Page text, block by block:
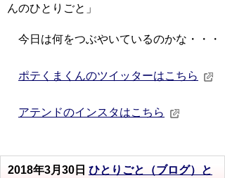
んのひとりごと」
今日は何をつぶやいているのかな・・・
ポテくまくんのツイッターはこちら
アテンドのインスタはこちら
2018年3月30日 ひとりごと（ブログ）と